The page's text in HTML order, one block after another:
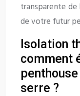
transparente
de votre futur
Isolation
comment
serre ?